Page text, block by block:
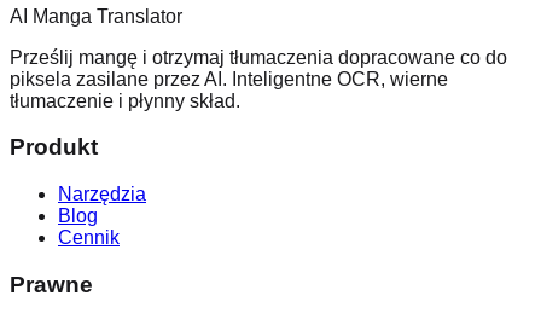
AI Manga Translator
Prześlij mangę i otrzymaj tłumaczenia dopracowane co do
piksela zasilane przez AI. Inteligentne OCR, wierne
tłumaczenie i płynny skład.
Produkt
Narzędzia
Blog
Cennik
Prawne